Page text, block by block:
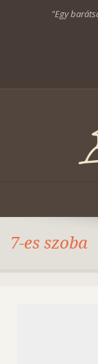
"Egy
7-es szoba